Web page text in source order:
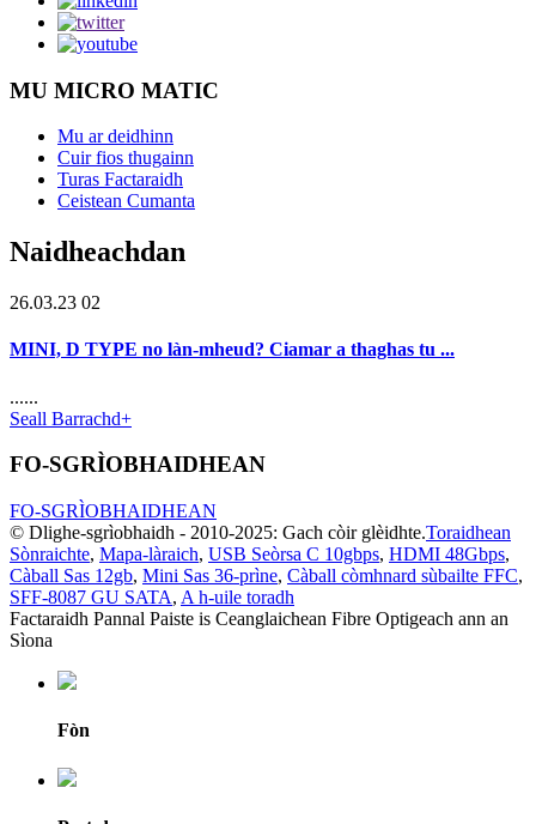
MU MICRO MATIC
Mu ar deidhinn
Cuir fios thugainn
Turas Factaraidh
Ceistean Cumanta
Naidheachdan
26.03.23 02
MINI, D TYPE no làn-mheud? Ciamar a thaghas tu ...
......
Seall Barrachd+
FO-SGRÌOBHAIDHEAN
FO-SGRÌOBHAIDHEAN
© Dlighe-sgrìobhaidh - 2010-2025: Gach còir glèidhte.Toraidhean
Sònraichte, Mapa-làraich, USB Seòrsa C 10gbps, HDMI 48Gbps,
Càball Sas 12gb, Mini Sas 36-prìne, Càball còmhnard sùbailte FFC,
SFF-8087 GU SATA, A h-uile toradh
Factaraidh Pannal Paiste is Ceanglaichean Fibre Optigeach ann an
Sìona
Fòn